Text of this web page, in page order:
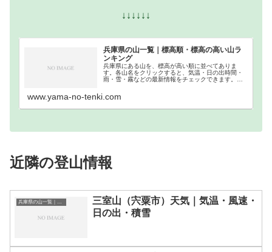
↓↓↓↓↓↓
兵庫県の山一覧｜標高順・標高の高い山ラ
ンキング
兵庫県にある山を、標高が高い順に並べてありま
す。各山名をクリックすると、気温・日の出時間・
雨・雪・霧などの最新情報をチェックできます。兵
www.yama-no-tenki.com
近隣の登山情報
兵庫県の山一覧｜標高順・標高の高い山ランキング
三室山（宍粟市）天気｜気温・風速・
日の出・積雪